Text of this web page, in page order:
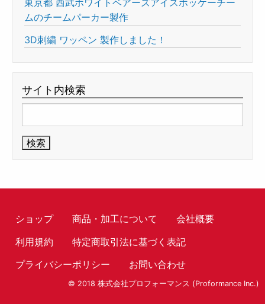
東京都 西武ホワイトベアーズアイスホッケーチー
ムのチームパーカー製作
3D刺繍 ワッペン 製作しました！
サイト内検索
索:
ショップ 商品・加工について
会社概要
利用規約
特定商取引法に基づく表記
プライバシーポリシー
お問い合わせ
© 2018 株式会社プロフォーマンス (Proformance Inc.)